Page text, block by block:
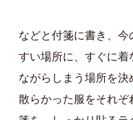
などと付箋に書き、
すい場所に、すぐに着
ながらしまう場所を決
散らかった服をそれ